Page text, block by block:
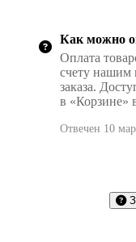
Как можно
Оплата
счету нашим
заказа.
в «Корзине»
Отвечен 10